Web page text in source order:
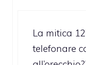
La mitica
telefonare